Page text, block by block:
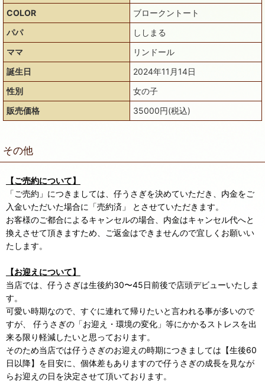
COLOR
ブロークントート
パパ
ししまる
ママ
リンドール
誕生日
2024年11月14日
性別
女の子
販売価格
35000円(税込)
その他
【ご売約について】
「ご売約」につきましては、仔うさぎを決めていただき、内金をご
入金いただいた場合に「売約済」 とさせていただきます。
お客様のご都合によるキャンセルの場合、内金はキャンセル代へと
換えさせて頂きますため、ご返金はできませんので宜しくお願いい
たします。
【お迎えについて】
当店では、仔うさぎは生後約30〜45日前後で店頭デビューいたしま
す。
可愛い時期なので、すぐに連れて帰りたいと言われる事が多いので
すが、 仔うさぎの「お迎え・環境の変化」等にかかるストレスを出
来る限り軽減したいと思っております。
そのため当店では仔うさぎのお迎えの時期につきましては【生後60
日以降】を目安に、個体差もありますので仔うさぎの成長を見なが
らお迎えの日を決定させて頂いております。